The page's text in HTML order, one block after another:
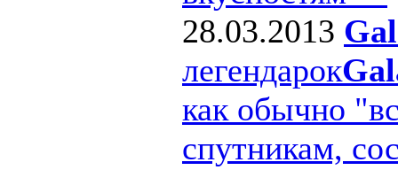
28.03.2013
легендарок
как обычно
спутникам,